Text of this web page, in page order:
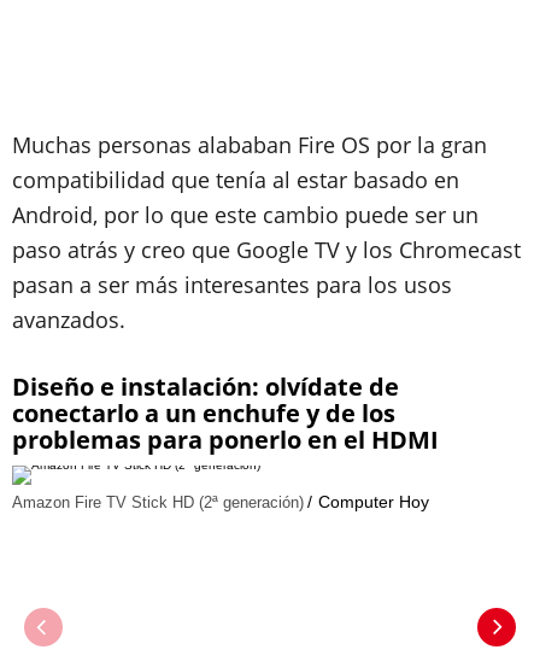
Muchas personas alababan Fire OS por la gran
compatibilidad que tenía al estar basado en
Android, por lo que este cambio puede ser un
paso atrás y creo que Google TV y los Chromecast
pasan a ser más interesantes para los usos
avanzados.
Diseño e instalación: olvídate de
conectarlo a un enchufe y de los
problemas para ponerlo en el HDMI
Amazon Fire TV Stick HD (2ª generación) Computer Hoy